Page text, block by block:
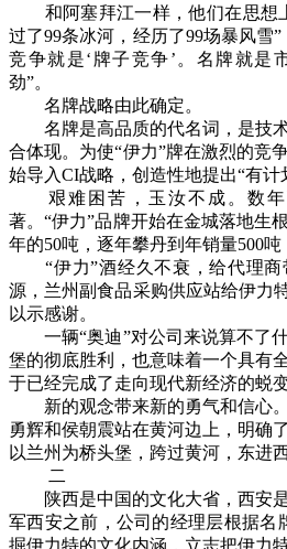
和阿塞拜江一样，他们在思想
过了99条冰河，经历了99场暴风雪
竞争就是‘牌子竞争’。名牌就是
劲”。
名牌战略由此确定。
名牌是高品质的代名词，是技术
合体现。为使“伊力”牌在激烈的竞
始导入CI战略，创造性地提出“有
艰难困苦，玉汝不成。数年
著。“伊力”品牌开始在金城落地生
年的50吨，逐年攀丹到年销量500吨
“伊力”酒经久不衰，给代理商
源，兰州副食品采购供应站给伊力
以示感谢。
一辆“奥迪”对公司来说算不了
堡的彻底胜利，也意味着一个具有
于已经完成了走向现代新经济的蜕变
新的观念带来新的勇气和信心。
勇辉和侯朝震站在黄河边上，明确
以兰州为桥头堡，跨过黄河，东进
二
陕西是中国的文化大省，西安是
军西安之前，公司的经理层根据名
掘伊力特的文化内涵，立志把伊力